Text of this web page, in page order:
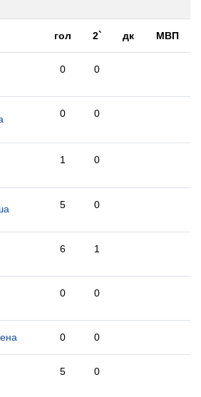
гол 2` дк МВП
0 0
0 0
1 0
5 0
6 1
0 0
0 0
5 0